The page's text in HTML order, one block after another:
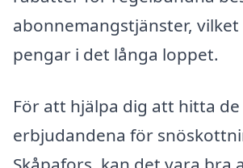
abonnemangstjänster, vilket
pengar i det långa loppet.
För att hjälpa dig att hitta de
erbjudandena för